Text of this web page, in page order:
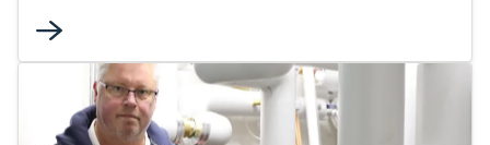
äta gott och sova ut inför arbete eller äventyr
verksamhet som årligen välkomnar tusentals
gäster kräver hållbarhet och insikt i både sin
historia och framtid. Något som ledning och